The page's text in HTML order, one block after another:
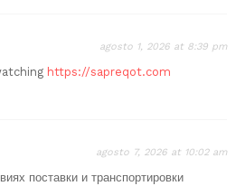
agosto 1, 2026 at 8:39 pm
https://sapreqot.com
agosto 7, 2026 at 10:02 am
поставки и транспортировки